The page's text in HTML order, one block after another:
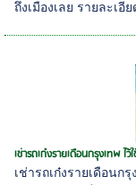
ถึงเมืองเลย รายละเอี
เช่ารถเก๋งรายเดือนกรุงเทพ ไ
เช่ารถเก๋งรายเดือนก